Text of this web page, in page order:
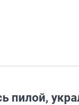
пилой,